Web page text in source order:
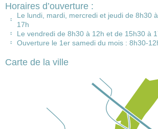
Horaires d’ouverture :
Le lundi, mardi, mercredi et jeudi de 8h30
17h
Le vendredi de 8h30 à 12h et de 15h30 à
Ouverture le 1er samedi du mois : 8h30-
Carte de la ville